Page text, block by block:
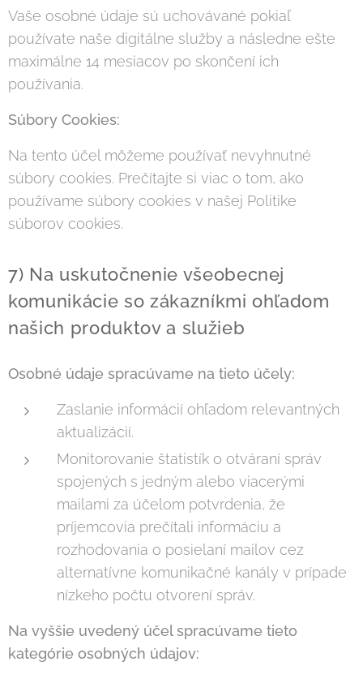
Vaše osobné údaje sú uchovávané pokiaľ
používate naše digitálne služby a následne ešte
maximálne 14 mesiacov po skončení ich
používania.
Súbory Cookies:
Na tento účel môžeme používať nevyhnutné
súbory cookies. Prečítajte si viac o tom, ako
používame súbory cookies v našej Politike
súborov cookies.
7) Na uskutočnenie všeobecnej
komunikácie so zákazníkmi ohľadom
našich produktov a služieb
Osobné údaje spracúvame na tieto účely:
Zaslanie informácií ohľadom relevantných
aktualizácií.
Monitorovanie štatistík o otváraní správ
spojených s jedným alebo viacerými
mailami za účelom potvrdenia, že
príjemcovia prečítali informáciu a
rozhodovania o posielaní mailov cez
alternatívne komunikačné kanály v prípade
nízkeho počtu otvorení správ.
Na vyššie uvedený účel spracúvame tieto
kategórie osobných údajov: